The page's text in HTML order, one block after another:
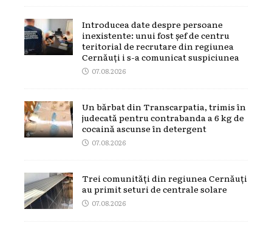
Introducea date despre persoane
inexistente: unui fost șef de centru
teritorial de recrutare din regiunea
Cernăuți i s-a comunicat suspiciunea
07.08.2026
Un bărbat din Transcarpatia, trimis în
judecată pentru contrabanda a 6 kg de
cocaină ascunse în detergent
07.08.2026
Trei comunități din regiunea Cernăuți
au primit seturi de centrale solare
07.08.2026